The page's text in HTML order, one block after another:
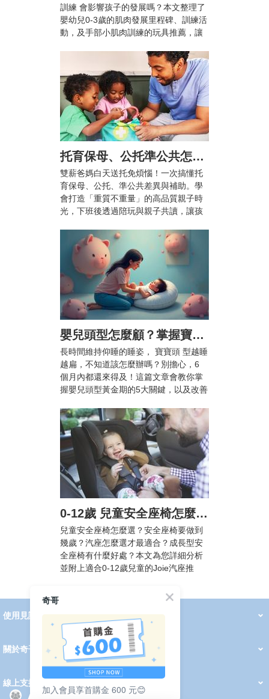
訓練 會影響孩子的發展嗎？本文整理了
嬰幼兒0-3歲的肌肉發展里程碑、訓練活
動，及手部小肌肉訓練的玩具推薦，讓
托育保母、公托準公共怎麼選？雙薪家庭托育攻略與親子陪伴指南
雙薪爸媽白天送托免煩惱！一次搞懂托
育保母、公托、準公共差異與補助。學
會打造「重質不重量」的高品質親子時
光，下班後透過陪玩與親子共讀，讓孩
育兒。
嬰兒頭型怎麼顧？掌握寶寶頭型黃金期5大關鍵，顧好漂亮頭型不扁頭！
長時間維持仰睡的睡姿， 寶寶頭 型越睡
越扁，不知道該怎麼辦嗎？別擔心，6
個月內都還來得及！這篇文章會教你掌
握嬰兒頭型黃金期的5大關鍵，以及改善
圓的漂亮頭型。
0-12歲 兒童安全座椅怎麼選? 汽車安全座椅法規懶人包，附Joie汽座挑選攻略
兒童安全座椅怎麼選？安全座椅要做到
幾歲？汽座怎麼選才最適合？成長型安
全座椅有什麼好處？本文為您詳細分析
並附上適合0-12歲兒童的Joie汽座推
使用見證 線上DM
2026 PADDINGTON 春夏服飾
2026 Peter Rabbit 春夏服飾
2026 CHIC BASICS春夏服飾
2026 Chic“a”Bon 派對禮服系列
2026 Chic“a”Bon 春夏服飾
媽咪購物指南
關於奇哥
奇哥的故事
育兒資訊站
會員中心
會員權益說明
我的帳戶
訂單查詢
紅利點數
修改會員資料
活動報名
線上支援
奇哥
加入會員享首購金 600 元😊